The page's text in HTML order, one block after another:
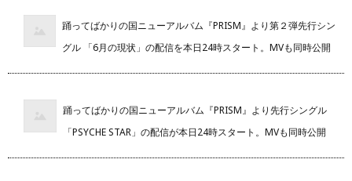
踊ってばかりの国ニューアルバム『PRISM』より第２弾先行シン
グル 「6月の現状」の配信を本日24時スタート。MVも同時公開
踊ってばかりの国ニューアルバム『PRISM』より先行シングル
「PSYCHE STAR」の配信が本日24時スタート。MVも同時公開